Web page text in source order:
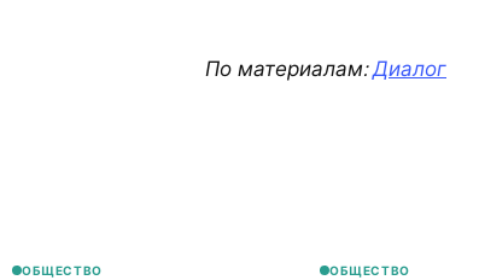
По материалам:Диалог
ОБЩЕСТВО ОБЩЕСТВО